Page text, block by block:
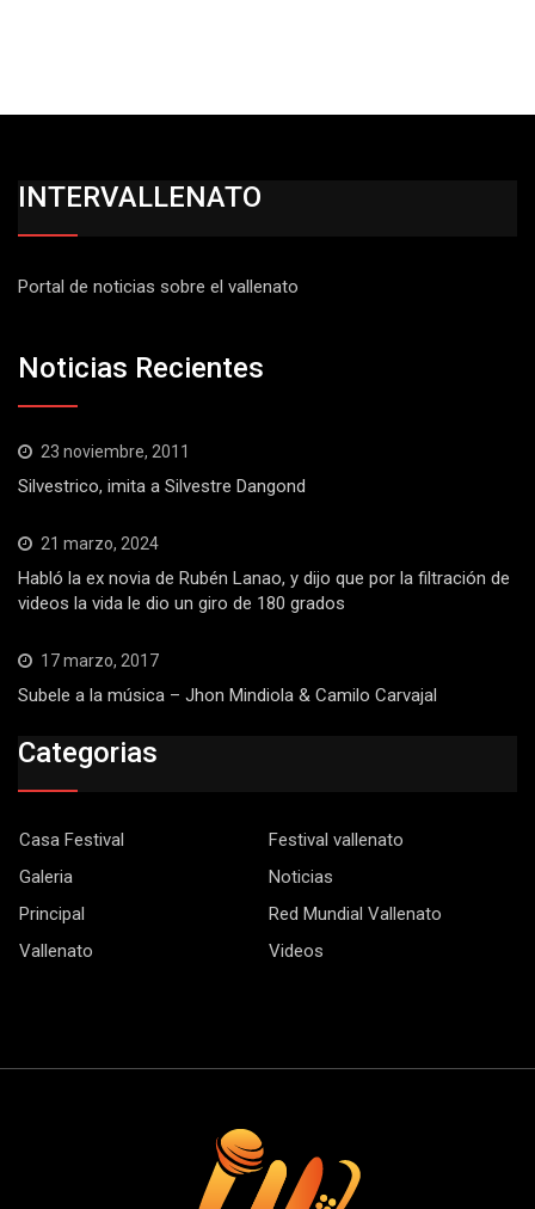
INTERVALLENATO
Portal de noticias sobre el vallenato
Noticias Recientes
23 noviembre, 2011
Silvestrico, imita a Silvestre Dangond
21 marzo, 2024
Habló la ex novia de Rubén Lanao, y dijo que por la filtración de
videos la vida le dio un giro de 180 grados
17 marzo, 2017
Subele a la música – Jhon Mindiola & Camilo Carvajal
Categorias
Casa Festival
Festival vallenato
Galeria
Noticias
Principal
Red Mundial Vallenato
Vallenato
Videos